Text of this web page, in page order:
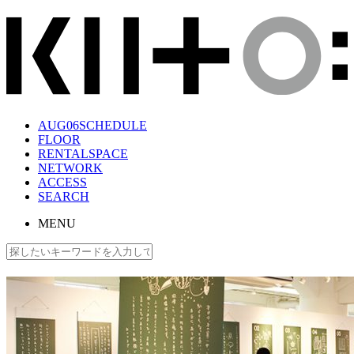
AUG06SCHEDULE
FLOOR
RENTALSPACE
NETWORK
ACCESS
SEARCH
MENU